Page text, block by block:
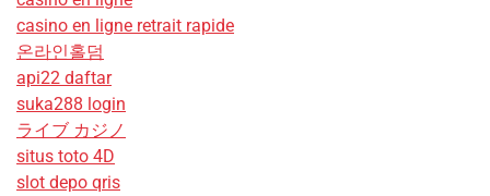
casino en ligne retrait rapide
온라인홀덤
api22 daftar
suka288 login
ライブ カジノ
situs toto 4D
slot depo qris